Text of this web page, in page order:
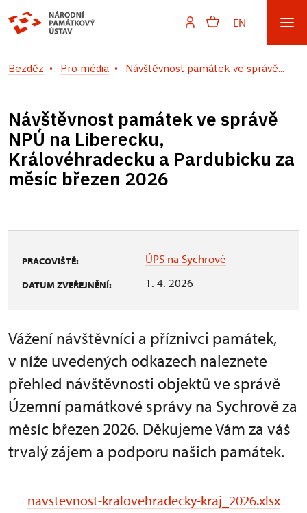
EN
Bezděz Pro média Návštěvnost památek ve správě...
Návštěvnost památek ve správě
NPÚ na Liberecku,
Královéhradecku a Pardubicku za
měsíc březen 2026
PRACOVIŠTĚ: ÚPS na Sychrově
DATUM ZVEŘEJNĚNÍ: 1. 4. 2026
Vážení návštěvníci a příznivci památek,
v níže uvedených odkazech naleznete
přehled návštěvnosti objektů ve správě
Územní památkové správy na Sychrově za
měsíc březen 2026. Děkujeme Vám za váš
trvalý zájem a podporu našich památek.
navstevnost-kralovehradecky-kraj_2026.xlsx